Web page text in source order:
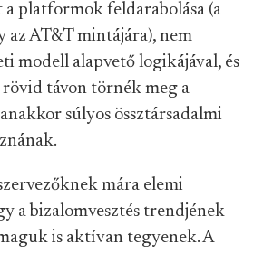
platformok feldarabolása (a
az AT&T mintájára), nem
modell alapvető logikájával, és
távon törnék meg a
súlyos össztársadalmi
mára elemi
a bizalomvesztés trendjének
is aktívan tegyenek. A